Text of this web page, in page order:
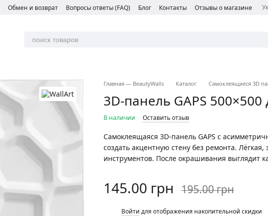
Обмен и возврат Вопросы ответы (FAQ) Блог Контакты Отзывы о магазине
Главная — BeautyWalls Каталог Самоклеящиеся 3D
3D-панель GAPS
В наличии Оставить отзыв
Самоклеящаяся 3D-панель GAPS с
создать акцентную стену без ремонта.
инструментов. После окрашивания выглядит
145.00 грн 195.00 грн
Войти для отображения накопительной скидки